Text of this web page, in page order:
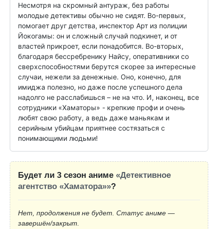
Несмотря на скромный антураж, без работы
молодые детективы обычно не сидят. Во-первых,
помогает друг детства, инспектор Арт из полиции
Йокогамы: он и сложный случай подкинет, и от
властей прикроет, если понадобится. Во-вторых,
благодаря бессребренику Найсу, оперативники со
сверхспособностями берутся скорее за интересные
случаи, нежели за денежные. Оно, конечно, для
имиджа полезно, но даже после успешного дела
надолго не расслабишься – не на что. И, наконец, все
сотрудники «Хаматоры» - крепкие профи и очень
любят свою работу, а ведь даже маньякам и
серийным убийцам приятнее состязаться с
понимающими людьми!
Будет ли 3 сезон аниме «Детективное
агентство «Хаматора»»?
Нет, продолжения не будет. Статус аниме —
завершён/закрыт.